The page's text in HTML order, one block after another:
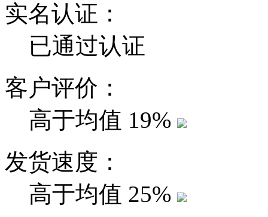
实名认证：
已通过认证
客户评价：
高于均值 19%
发货速度：
高于均值 25%